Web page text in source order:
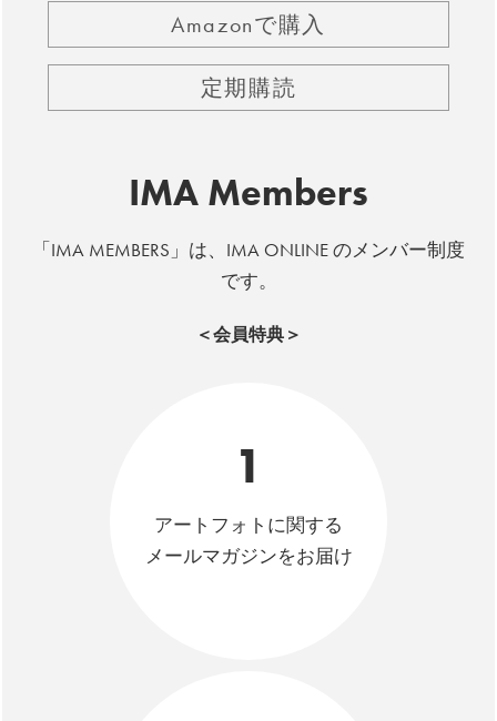
Amazonで購入
定期購読
IMA Members
「IMA MEMBERS」は、IMA ONLINE のメンバー制度
です。
＜会員特典＞
1
アートフォトに関する
メールマガジンをお届け